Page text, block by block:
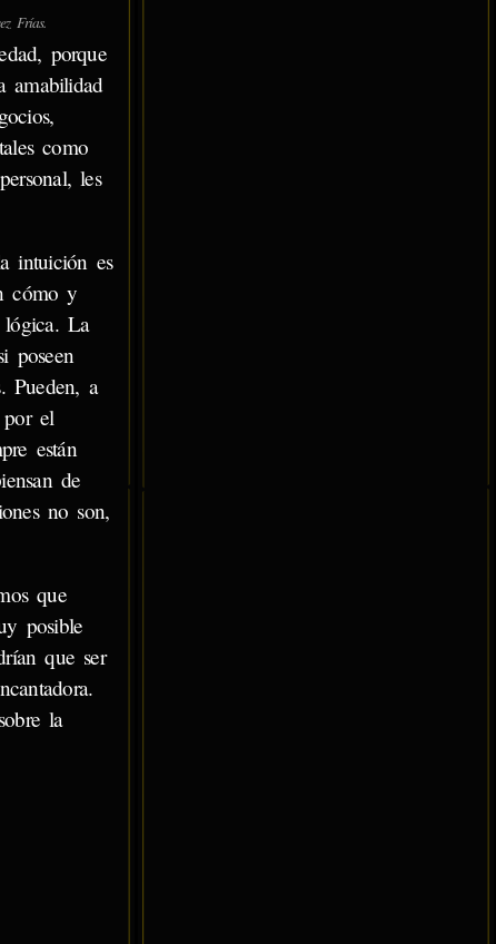
Frías.
porque
amabilidad
como
les
intuición es
cómo y
lógica. La
poseen
Pueden, a
por el
están
de
no son,
que
posible
que ser
la